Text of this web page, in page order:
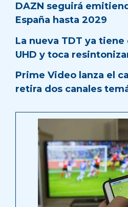
DAZN seguirá
España hasta 2029
La nueva TDT ya tiene
UHD y toca
Prime Video lanza el
retira dos canales